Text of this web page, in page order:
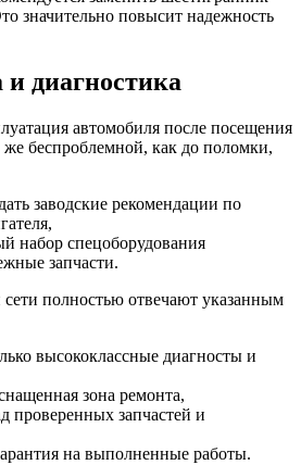
значительно повысит надежность
диагностика
автомобиля после посещения
же беспроблемной, как до поломки,
заводские рекомендации по
набор спецоборудования
запчасти.
полностью отвечают указанным
высококлассные диагносты и
зона ремонта,
проверенных запчастей и
на выполненные работы.